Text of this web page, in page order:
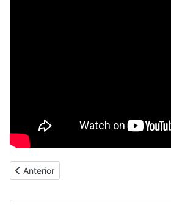
Artículo anterior: Estructura de Lewis
Anterior